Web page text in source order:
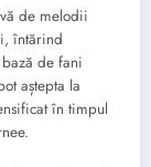
de melodii
întărind
de fani
aștepta la
în timpul